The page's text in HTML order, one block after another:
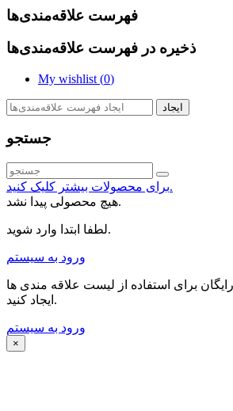
فهرست علاقه‌مندی‌ها
ذخیره در فهرست علاقه‌مندی‌ها
My wishlist (0)
ایجاد
جستجو
برای محصولات بیشتر کلیک کنید.
هیچ محصولی پیدا نشد.
لطفا ابتدا وارد شوید.
ورود به سیستم
برای استفاده از لیست علاقه مندی ها
ایجاد کنید.
ورود به سیستم
×